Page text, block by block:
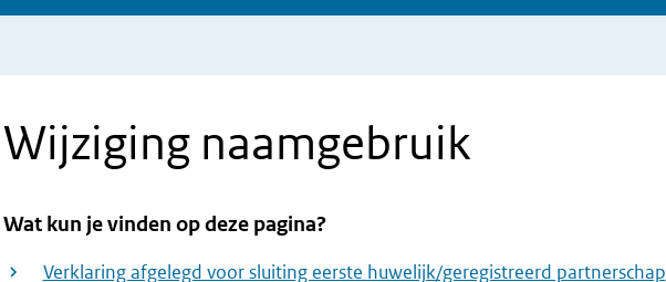
Wijziging naamgebruik
Wat kun je vinden op deze pagina?
Verklaring afgelegd voor sluiting eerste huwelijk/geregistreerd partnerschap